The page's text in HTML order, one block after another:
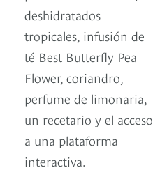
deshidratados
tropicales, infusión de
té Best Butterfly Pea
Flower, coriandro,
perfume de limonaria,
un recetario y el acceso
a una plataforma
interactiva.